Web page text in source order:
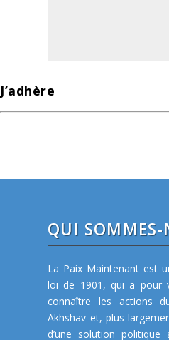
J’adhère
QUI SOMMES-
La Paix Maintenant est
loi de 1901, qui a pour
connaître les actions
Akhshav et, plus
d’une solution politique